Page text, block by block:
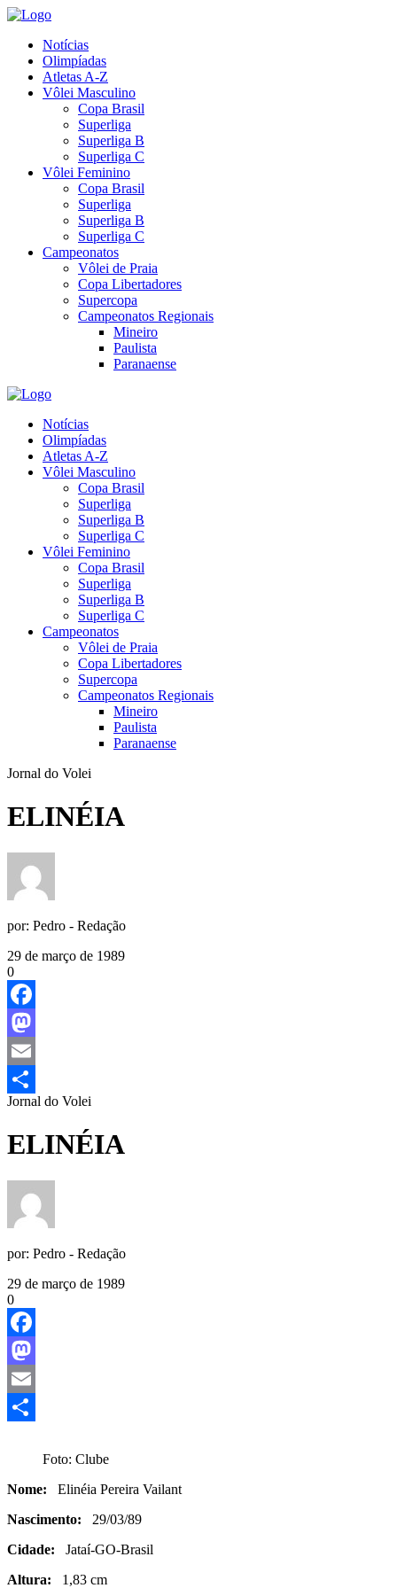
Notícias
Olimpíadas
Atletas A-Z
Vôlei Masculino
Copa Brasil
Superliga
Superliga B
Superliga C
Vôlei Feminino
Copa Brasil
Superliga
Superliga B
Superliga C
Campeonatos
Vôlei de Praia
Copa Libertadores
Supercopa
Campeonatos Regionais
Mineiro
Paulista
Paranaense
Notícias
Olimpíadas
Atletas A-Z
Vôlei Masculino
Copa Brasil
Superliga
Superliga B
Superliga C
Vôlei Feminino
Copa Brasil
Superliga
Superliga B
Superliga C
Campeonatos
Vôlei de Praia
Copa Libertadores
Supercopa
Campeonatos Regionais
Mineiro
Paulista
Paranaense
Jornal do Volei
ELINÉIA
por: Pedro - Redação
29 de março de 1989
0
Facebook
Mastodon
Email
Share
Jornal do Volei
ELINÉIA
por: Pedro - Redação
29 de março de 1989
0
Facebook
Mastodon
Email
Foto: Clube
Nome: Elinéia Pereira Vailant
Nascimento: 29/03/89
Cidade: Jataí-GO-Brasil
Altura: 1,83 cm